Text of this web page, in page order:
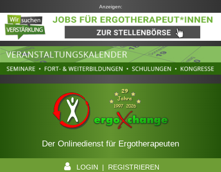
Anzeigen:
Der Onlinedienst für Ergotherapeuten
LOGIN | REGISTRIEREN